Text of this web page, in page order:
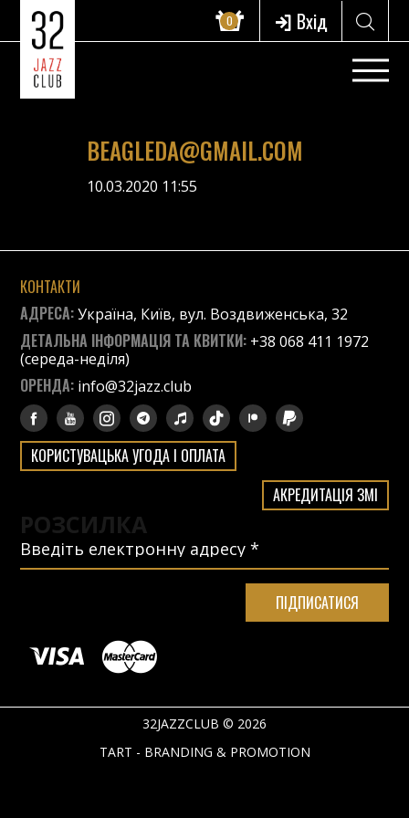
0 Вхід
BEAGLEDA@GMAIL.COM
10.03.2020 11:55
КОНТАКТИ
АДРЕСА:Україна, Київ, вул. Воздвиженська, 32
ДЕТАЛЬНА ІНФОРМАЦІЯ ТА КВИТКИ: +38 068 411 1972
(середа-неділя)
ОРЕНДА: info@32jazz.club
КОРИСТУВАЦЬКА УГОДА І ОПЛАТА
АКРЕДИТАЦІЯ ЗМІ
РОЗСИЛКА
32JAZZCLUB © 2026
TART - BRANDING & PROMOTION